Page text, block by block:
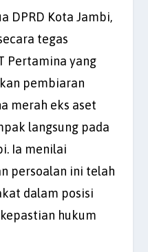
DPRD Kota Jambi,
tegas
Pertamina yang
pembiaran
merah eks aset
langsung pada
Ia menilai
persoalan ini telah
dalam posisi
hukum